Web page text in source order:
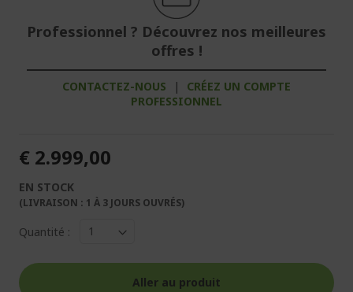
Professionnel ? Découvrez nos meilleures
offres !
CONTACTEZ-NOUS |
CRÉEZ UN COMPTE
PROFESSIONNEL
€ 2.999,00
EN STOCK
(LIVRAISON : 1 À 3 JOURS OUVRÉS)
Quantité :
Aller au produit